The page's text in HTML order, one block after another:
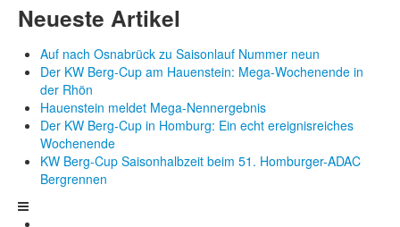
Neueste Artikel
Auf nach Osnabrück zu Saisonlauf Nummer neun
Der KW Berg-Cup am Hauenstein: Mega-Wochenende in
der Rhön
Hauenstein meldet Mega-Nennergebnis
Der KW Berg-Cup in Homburg: Ein echt ereignisreiches
Wochenende
KW Berg-Cup Saisonhalbzeit beim 51. Homburger-ADAC
Bergrennen